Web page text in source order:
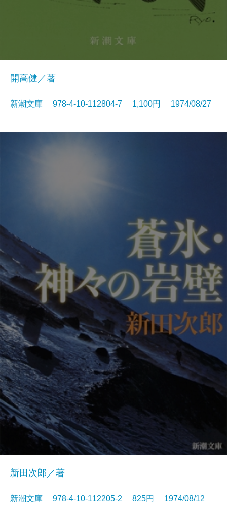
開高健／著
新潮文庫 978-4-10-112804-7 1,100円 1974/08/27
新田次郎／著
新潮文庫 978-4-10-112205-2 825円 1974/08/12